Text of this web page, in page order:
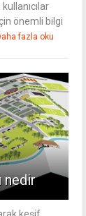
önemli bilgi
fazla oku
nedir